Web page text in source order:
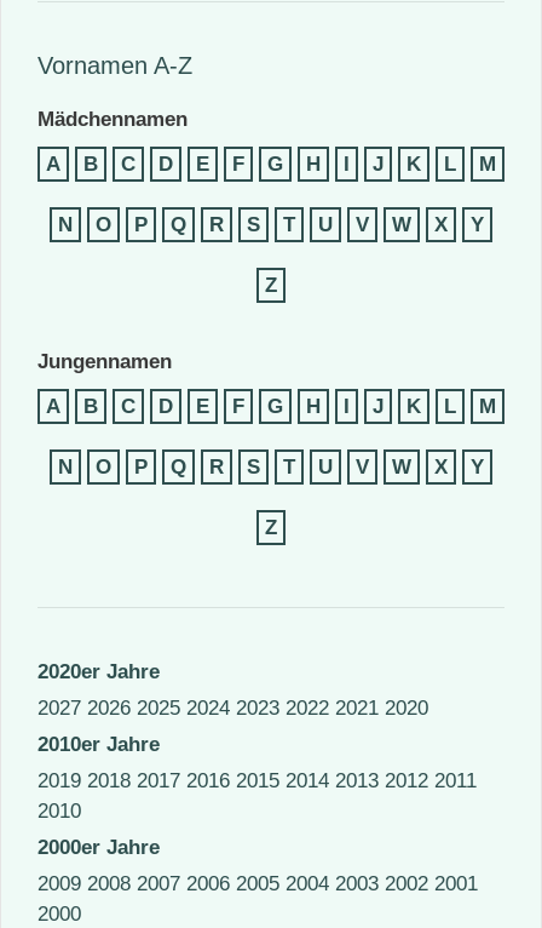
Vornamen A-Z
Mädchennamen
A
B C D E F G H J K L M
N O P Q R S T U V W X Y
Z
Jungennamen
A
B C D E F G H J K L M
N O P Q R S T U V W X Y
Z
2020er Jahre
2027 2026 2025 2024 2023 2022 2021 2020
2010er Jahre
2019 2018 2017 2016 2015 2014 2013 2012 2011
2010
2000er Jahre
2009 2008 2007 2006 2005 2004 2003 2002 2001
2000